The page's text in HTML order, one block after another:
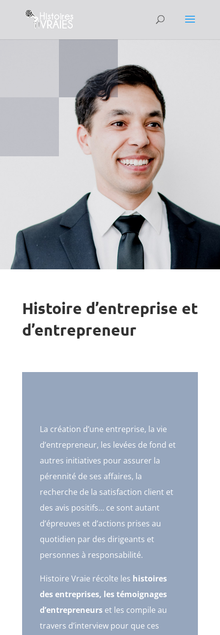
Histoire d’entreprise et
d’entrepreneur
La création d’une entreprise, la vie
d’entrepreneur, les levées de fond et
autres initiatives pour assurer la
pérennité de ses affaires, la
recherche de la satisfaction client et
des avis positifs… ce sont autant
d’épreuves et d’actions prises au
quotidien par des dirigeants et
personnes à responsabilité.
Histoire Vraie récolte les histoires
des entreprises, les témoignages
d’entrepreneurset les compile au
travers d’interview pour que ces